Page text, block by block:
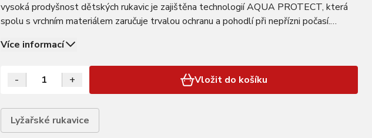
vysoká prodyšnost dětských rukavic je zajištěna technologií AQUA PROTECT, která
spolu s vrchním materiálem zaručuje trvalou ochranu a pohodlí při nepřízni počasí.
Více informací
- + Vložit do košíku
Lyžařské rukavice